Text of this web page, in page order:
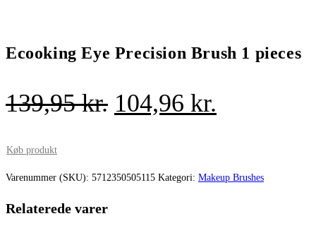
Ecooking Eye Precision Brush 1 pieces
139,95kr. Den
var:
104,96 kr.
er:
Køb produkt
Varenummer (SKU): 5712350505115 Kategori: Makeup Brushes
Relaterede varer